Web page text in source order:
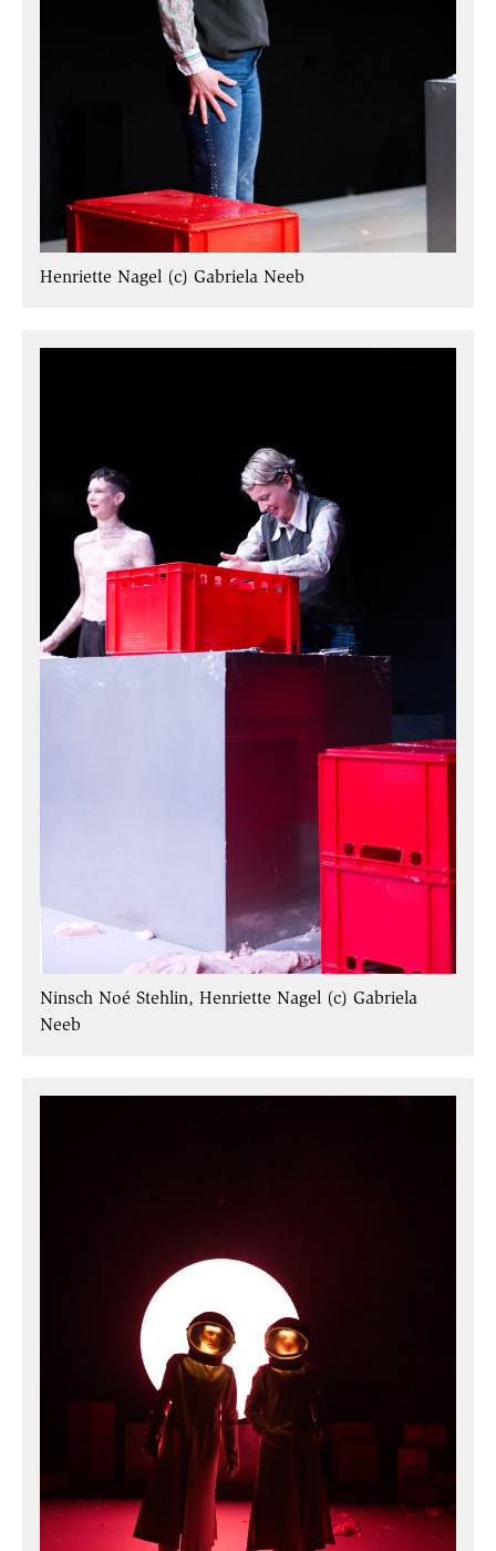
Henriette Nagel (c) Gabriela Neeb
Ninsch Noé Stehlin, Henriette Nagel (c) Gabriela
Neeb